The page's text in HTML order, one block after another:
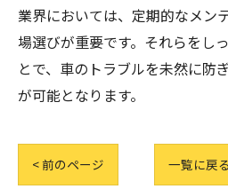
業界においては、定期的なメン
場選びが重要です。それらをし
とで、車のトラブルを未然に防
が可能となります。
< 前のページ 一覧に戻る